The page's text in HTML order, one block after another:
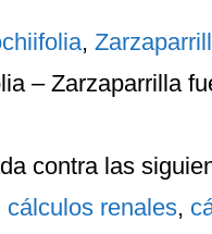
,
– Zarzaparrilla
contra las
cálculos renales,